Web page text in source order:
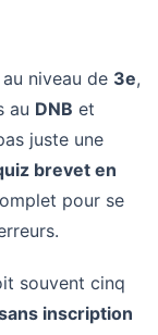
niveau de 3e,
au DNB et
juste une
brevet en
pour se
souvent cinq
inscription